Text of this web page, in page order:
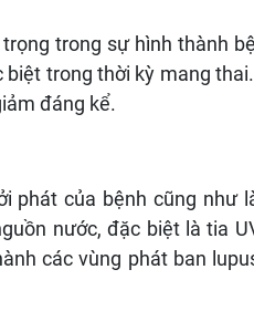
trong sự hình thành
trong thời kỳ mang
đáng kể.
phát của bệnh cũng như
nước, đặc biệt là tia
các vùng phát ban